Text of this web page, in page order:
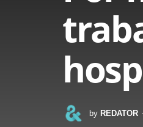
by REDATOR